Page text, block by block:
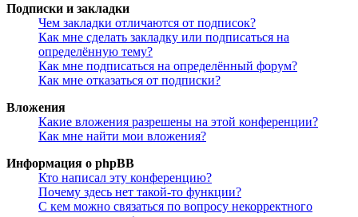
Подписки и закладки
Чем закладки отличаются от подписок?
Как мне сделать закладку или подписаться на
определённую тему?
Как мне подписаться на определённый форум?
Как мне отказаться от подписки?
Вложения
Какие вложения разрешены на этой конференции?
Как мне найти мои вложения?
Информация о phpBB
Кто написал эту конференцию?
Почему здесь нет такой-то функции?
С кем можно связаться по вопросу некорректного